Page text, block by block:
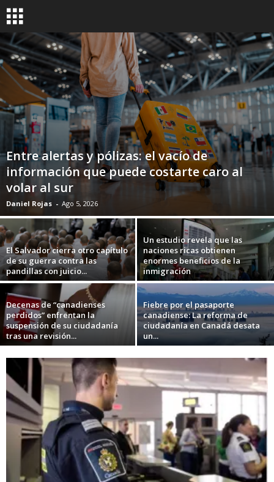
Entre alertas y pólizas: el vacío de
información que puede costarte caro al
volar al sur
Daniel Rojas - Ago 5, 2026
El Salvador cierra otro capítulo
de su guerra contra las
pandillas con juicio...
Un estudio revela que las
naciones ricas obtienen
enormes beneficios de la
inmigración
Decenas de “canadienses
perdidos” enfrentan la
suspensión de su ciudadanía
tras una revisión...
Fiebre por el pasaporte
canadiense: La reforma de
ciudadanía en Canadá desata
un...